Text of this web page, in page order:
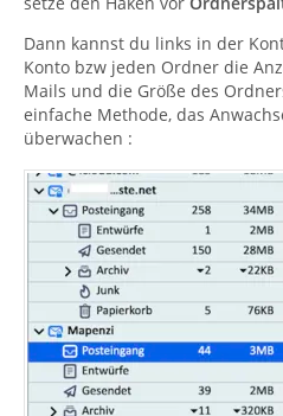
Okay, auch klar gestellt, es
Verzeichnisnamens so drin.
Zitat von Alfred Jodocus
Ich möchte nicht was
frage ich lieber nach wie
unnötige Datenmenge
Dann kannst du links in der
Konto bzw jeden Ordner die
Mails und die Größe des
einfache Methode, das
überwachen :